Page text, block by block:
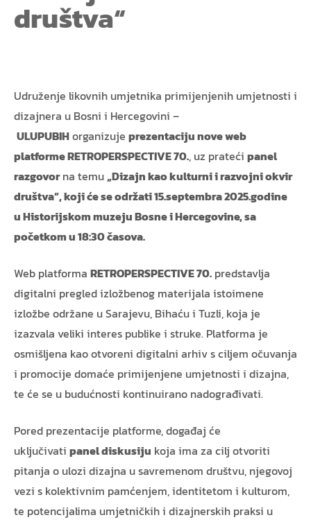
društva“
Udruženje likovnih umjetnika primijenjenih umjetnosti i
dizajnera u Bosni i Hercegovini –
ULUPUBIHorganizuje prezentaciju nove web
platforme RETROPERSPECTIVE 70., uz prateći panel
razgovorna temu„Dizajn kao kulturni i razvojni okvir
društva“, koji će se održati 15.septembra 2025.godine
uHistorijskom muzeju Bosne i Hercegovine, sa
početkom u18:30 časova.
Web platforma RETROPERSPECTIVE 70. predstavlja
digitalni pregled izložbenog materijala istoimene
izložbe održane u Sarajevu, Bihaću i Tuzli, koja je
izazvala veliki interes publike i struke. Platforma je
osmišljena kao otvoreni digitalni arhiv s ciljem očuvanja
i promocije domaće primijenjene umjetnosti i dizajna,
te će se u budućnosti kontinuirano nadograđivati.
Pored prezentacije platforme, događaj će
uključivati panel diskusiju koja ima za cilj otvoriti
pitanja o ulozi dizajna u savremenom društvu, njegovoj
vezi s kolektivnim pamćenjem, identitetom i kulturom,
te potencijalima umjetničkih i dizajnerskih praksi u